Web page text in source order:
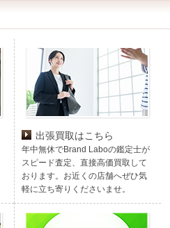
出張買取はこちら
年中無休でBrand Laboの鑑定士が
スピード査定、直接高価買取して
おります。お近くの店舗へぜひ気
軽に立ち寄りくださいませ。